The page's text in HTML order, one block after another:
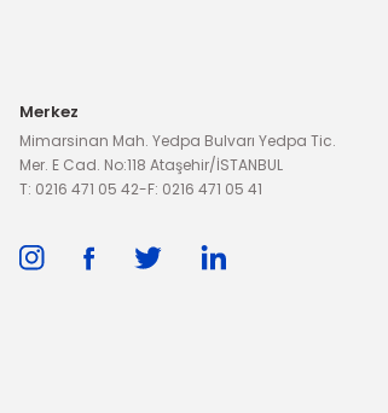
Merkez
Mimarsinan Mah. Yedpa Bulvarı Yedpa Tic.
Mer. E Cad. No:118 Ataşehir/İSTANBUL
T: 0216 471 05 42-F: 0216 471 05 41